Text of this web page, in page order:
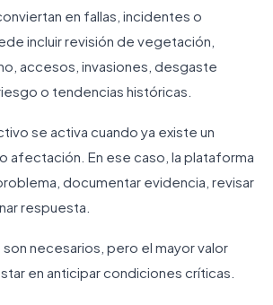
en fallas, incidentes o
incluir revisión de vegetación,
accesos, invasiones, desgaste
o tendencias históricas.
se activa cuando ya existe un
afectación. En ese caso, la plataforma
documentar evidencia, revisar
respuesta.
necesarios, pero el mayor valor
en anticipar condiciones críticas.